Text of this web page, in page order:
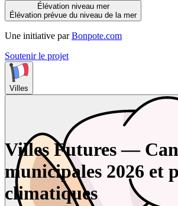
Élévation niveau mer
Élévation prévue du niveau de la mer
Une initiative par Bonpote.com
Soutenir le projet
Villes
Villes Futures —
municipales 2026 et
climatiques